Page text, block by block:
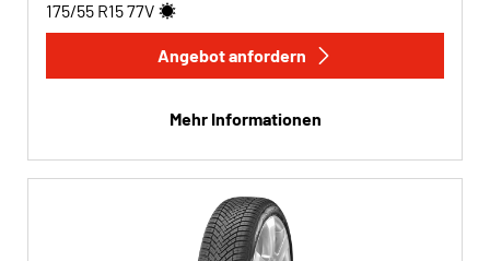
175/55 R1577V
Angebot anfordern
Mehr Informationen